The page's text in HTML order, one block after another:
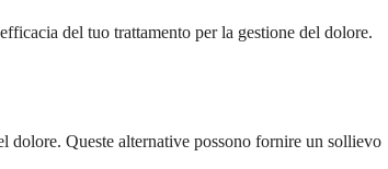
del tuo trattamento per la gestione del dolore.
dolore. Queste alternative possono fornire un sollievo